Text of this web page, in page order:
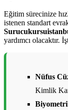
Eğitim sürecinize
istenen standart
yardımcı olacaktır.
Nüfus
Kimlik